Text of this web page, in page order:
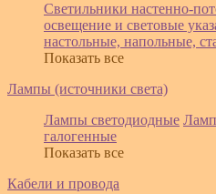
Светильники настенно-
освещение и световые
настольные, напольные,
Показать все
Лампы (источники света)
Лампы светодиодные
галогенные
Показать все
Кабели и провода